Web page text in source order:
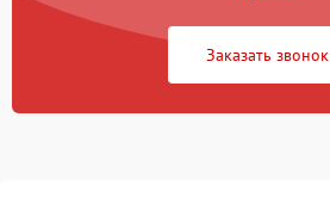
Сбои в работе таймера 1700 ₽
Заказать звонок